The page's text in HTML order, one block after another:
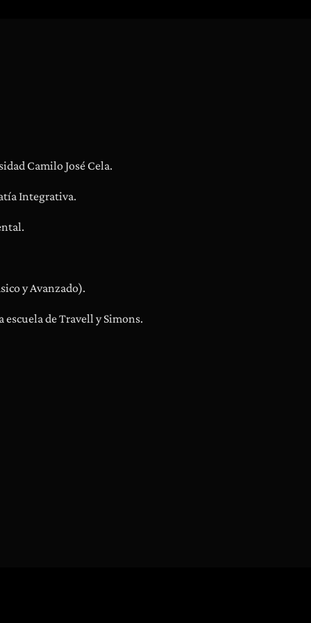
Camilo José Cela.
Integrativa.
y Avanzado).
escuela de Travell y Simons.